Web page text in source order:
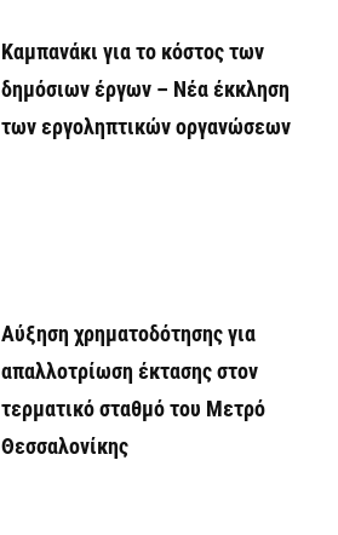
Καμπανάκι για το κόστος των
δημόσιων έργων – Νέα έκκληση
των εργοληπτικών οργανώσεων
Αύξηση χρηματοδότησης για
απαλλοτρίωση έκτασης στον
τερματικό σταθμό του Μετρό
Θεσσαλονίκης